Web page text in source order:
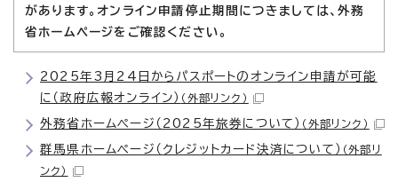
があります。オンライン申請停止期間につきましては、外務
省ホームページをご確認ください。
2025年3月24日からパスポートのオンライン申請が可能
に（政府広報オンライン） （外部リンク）
外務省ホームページ（2025年旅券について） （外部リンク）
群馬県ホームページ（クレジットカード決済について） （外部リ
ンク）